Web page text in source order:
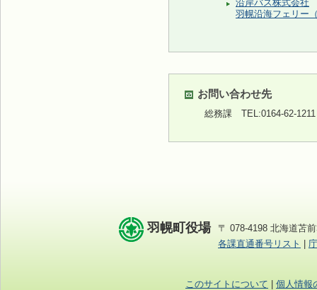
沿岸バス株式会社
羽幌沿海フェリー
お問い合わせ先
総務課 TEL:0164-62-
羽幌町役場
〒 078-4198 北海道苫
各課直通番号リスト
このサイトについて 個人情報